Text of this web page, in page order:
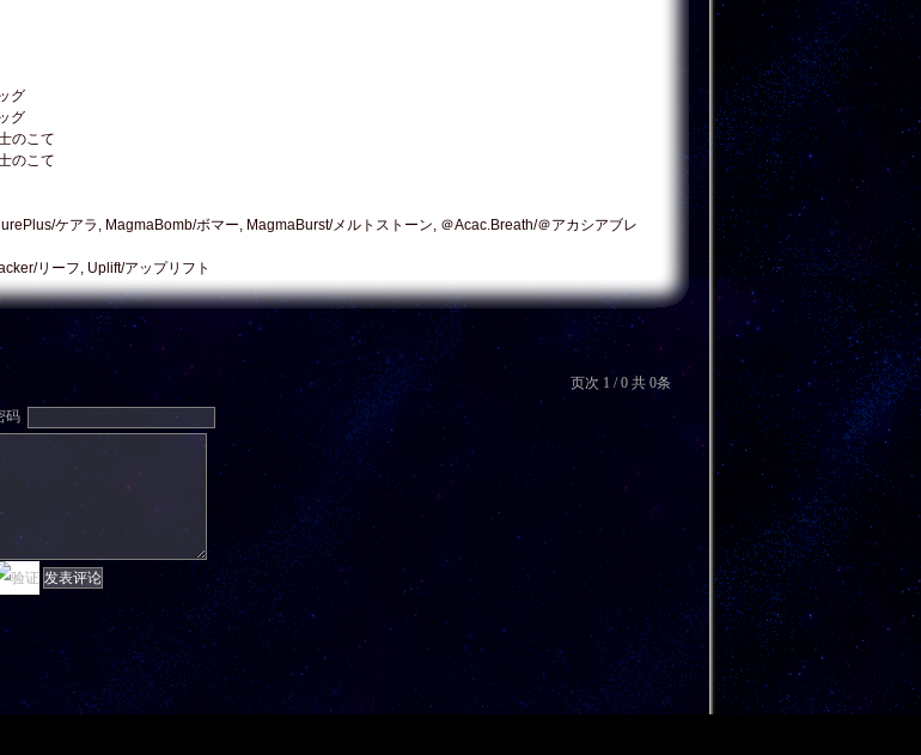
グ
グ
のこて
のこて
ケアラ, MagmaBomb/ボマー, MagmaBurst/メルトストーン, ＠Acac.Breath/＠アカシアブレ
リーフ, Uplift/アップリフト
页次 1 / 0 共 0条
码